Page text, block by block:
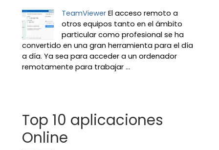
TeamViewer El acceso remoto a
otros equipos tanto en el ámbito
particular como profesional se ha
convertido en una gran herramienta para el día
a día. Ya sea para acceder a un ordenador
remotamente para trabajar ...
Top 10 aplicaciones
Online